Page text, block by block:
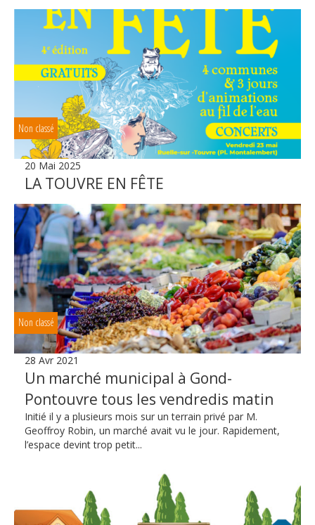
Non classé
20 Mai 2025
LA TOUVRE EN FÊTE
Non classé
28 Avr 2021
Un marché municipal à Gond-
Pontouvre tous les vendredis matin
Initié il y a plusieurs mois sur un terrain privé par M.
Geoffroy Robin, un marché avait vu le jour. Rapidement,
l’espace devint trop petit...